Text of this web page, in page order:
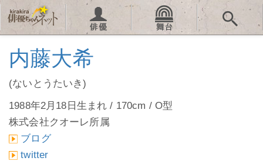
内藤大希
(ないとうたいき)
1988年2月18日生まれ / 170cm / O型
株式会社クオーレ所属
ブログ
twitter